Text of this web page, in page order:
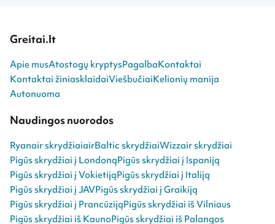
Greitai.lt
Apie musAtostogų kryptysPagalbaKontaktai
Kontaktai žiniasklaidaiViešbučiaiKelionių manija
Autonuoma
Naudingos nuorodos
Ryanair skrydžiaiairBaltic skrydžiaiWizzair skrydžiai
Pigūs skrydžiai į LondonąPigūs skrydžiai į Ispaniją
Pigūs skrydžiai į VokietijąPigūs skrydžiai į Italiją
Pigūs skrydžiai į JAVPigūs skrydžiai į Graikiją
Pigūs skrydžiai į PrancūzijąPigūs skrydžiai iš Vilniaus
Pigūs skrydžiai iš KaunoPigūs skrydžiai iš Palangos